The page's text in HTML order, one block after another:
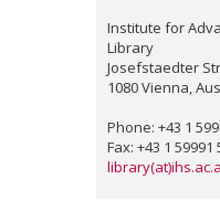
Institute for
Library
Josefstaedter
1080 Vienna,
Phone: +43 1
Fax: +43 1 59991